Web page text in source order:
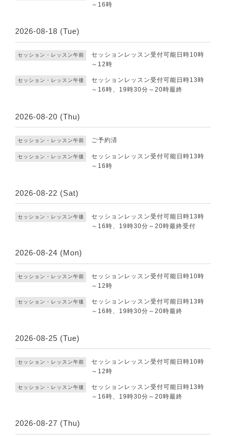
～16時
2026-08-18 (Tue)
セッション・レッスン午前
セッションレッスン受付可能日時10時
～12時
セッション・レッスン午後
セッションレッスン受付可能日時13時
～16時、19時30分～20時最終
2026-08-20 (Thu)
セッション・レッスン午前 ご予約済
セッション・レッスン午後
セッションレッスン受付可能日時13時
～16時
2026-08-22 (Sat)
セッション・レッスン午後
セッションレッスン受付可能日時13時
～16時、19時30分～20時最終受付
2026-08-24 (Mon)
セッション・レッスン午前
セッションレッスン受付可能日時10時
～12時
セッション・レッスン午後
セッションレッスン受付可能日時13時
～16時、19時30分～20時最終
2026-08-25 (Tue)
セッション・レッスン午前
セッションレッスン受付可能日時10時
～12時
セッション・レッスン午後
セッションレッスン受付可能日時13時
～16時、19時30分～20時最終
2026-08-27 (Thu)